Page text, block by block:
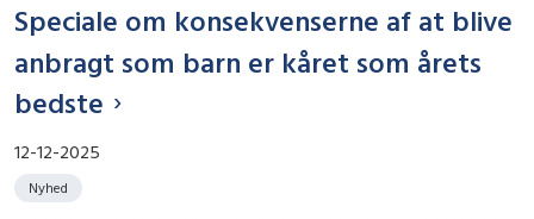
Speciale om konsekvenserne af at blive
anbragt som barn er kåret som årets
bedste
12-12-2025
Nyhed